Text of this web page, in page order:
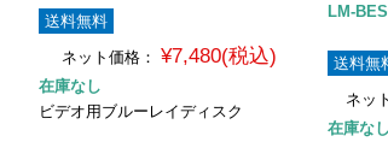
送料無料
ネット価格： ¥7,480(税込)
在庫なし
ビデオ用ブルーレイディスク
LM-
送料無
ネッ
在庫なし